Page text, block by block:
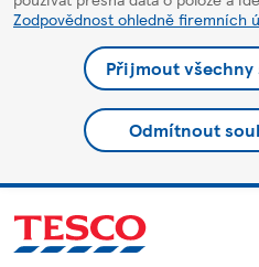
Zodpovědnost ohledně firemních
Přijmout
Odmítnout